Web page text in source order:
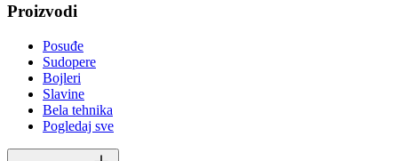
Proizvodi
Posuđe
Sudopere
Bojleri
Slavine
Bela tehnika
Pogledaj sve